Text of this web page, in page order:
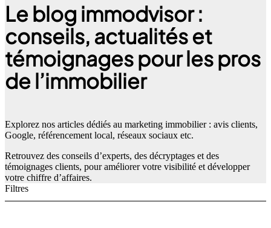
Le blog immodvisor :
conseils, actualités et
témoignages pour les pros
de l’immobilier
Explorez nos articles dédiés au marketing immobilier : avis clients,
Google, référencement local, réseaux sociaux etc.
Retrouvez des conseils d’experts, des décryptages et des
témoignages clients, pour améliorer votre visibilité et développer
votre chiffre d’affaires.
Filtres